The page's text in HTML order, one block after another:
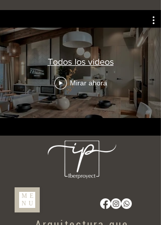
ME
NU
Todos los videos
Mirar ahora